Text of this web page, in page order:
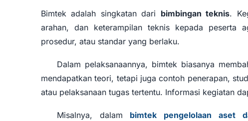
Bimtek adalah singkatan dari bimbingan teknis.
arahan, dan keterampilan teknis kepada peserta
prosedur, atau standar yang berlaku.
Dalam pelaksanaannya, bimtek biasanya
mendapatkan teori, tetapi juga contoh penerapan,
atau pelaksanaan tugas tertentu. Informasi kegiatan
Misalnya, dalam bimtek pengelolaan aset